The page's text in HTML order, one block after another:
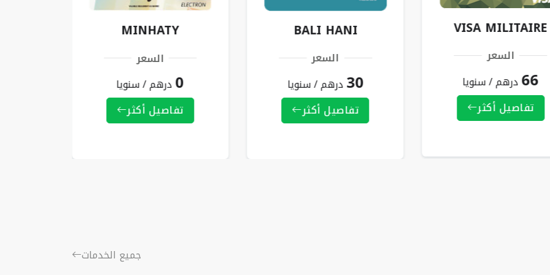
VISA MILITAIRE
السعر
66درهم / سنويا
تفاصيل أكثر
BALI HANI
السعر
30درهم / سنويا
تفاصيل أكثر
MINHATY
السعر
0درهم / سنويا
تفاصيل أكثر
جميع الخدمات